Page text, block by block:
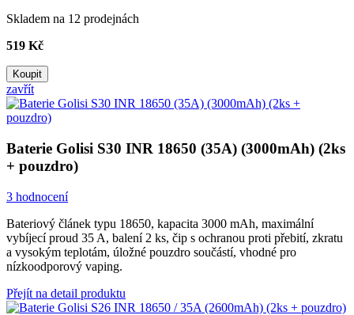
Skladem na 12 prodejnách
519 Kč
Koupit
zavřít
Baterie Golisi S30 INR 18650 (35A) (3000mAh) (2ks
+ pouzdro)
3 hodnocení
Bateriový článek typu 18650, kapacita 3000 mAh, maximální
vybíjecí proud 35 A, balení 2 ks, čip s ochranou proti přebití, zkratu
a vysokým teplotám, úložné pouzdro součástí, vhodné pro
nízkoodporový vaping.
Přejít na detail produktu